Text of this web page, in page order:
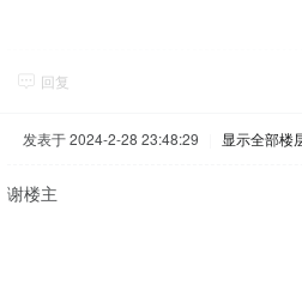
回复
发表于 2024-2-28 23:48:29 显示全部楼
谢楼主